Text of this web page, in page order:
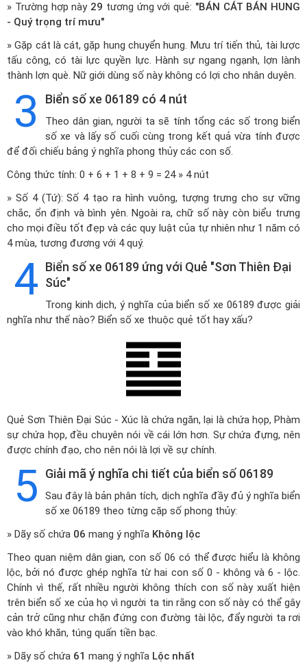
» Trường hợp này 29 tương ứng với quẻ: "BÁN CÁT BÁN HUNG
- Quý trọng trí mưu"
» Gặp cát là cát, gặp hung chuyển hung. Mưu trí tiến thủ, tài lược
tấu công, có tài lực quyền lực. Hành sự ngang ngạnh, lợn lành
thành lợn què. Nữ giới dùng số này không có lợi cho nhân duyên.
3 Biển số xe 06189 có 4 nút
Theo dân gian, người ta sẽ tính tổng các số trong biển
số xe và lấy số cuối cùng trong kết quả vừa tính được
để đối chiếu bảng ý nghĩa phong thủy các con số.
Công thức tính: 0 + 6 + 1 + 8 + 9 = 24 » 4 nút
» Số 4 (Tứ): Số 4 tạo ra hình vuông, tượng trưng cho sự vững
chắc, ổn định và bình yên. Ngoài ra, chữ số này còn biểu trưng
cho mọi điều tốt đẹp và các quy luật của tự nhiên như 1 năm có
4 mùa, tương đương với 4 quý.
4 Biển số xe 06189 ứng với Quẻ "Sơn Thiên Đại
Súc"
Trong kinh dịch, ý nghĩa của biển số xe 06189 được giải
nghĩa như thế nào? Biển số xe thuộc quẻ tốt hay xấu?
Quẻ Sơn Thiên Đại Súc - Xúc là chứa ngăn, lại là chứa họp, Phàm
sự chứa họp, đều chuyên nói về cái lớn hơn. Sự chứa đựng, nên
được chính đạo, cho nên nói là lợi về sự chính.
5 Giải mã ý nghĩa chi tiết của biển số 06189
Sau đây là bản phân tích, dịch nghĩa đầy đủ ý nghĩa biển
số xe 06189 theo từng cặp số phong thủy:
» Dãy số chứa 06 mang ý nghĩa Không lộc
Theo quan niệm dân gian, con số 06 có thể được hiểu là không
lộc, bởi nó được ghép nghĩa từ hai con số 0 - không và 6 - lộc.
Chính vì thế, rất nhiều người không thích con số này xuất hiện
trên biển số xe của họ vì người ta tin rằng con số này có thể gây
cản trở cũng như chặn đứng con đường tài lộc, đẩy người ta rơi
vào khó khăn, túng quấn tiền bạc.
» Dãy số chứa 61 mang ý nghĩa Lộc nhất